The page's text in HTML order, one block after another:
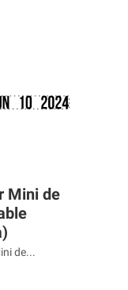
Mini de
de...